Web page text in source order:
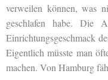
verweilen können, was
geschlafen habe. Die
Einrichtungsgeschmack
Eigentlich müsste man
machen. Von Hamburg